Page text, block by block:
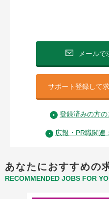
メールで
サポート登録して
登録済みの方
広報・PR職関連
あなたにおすすめの
RECOMMENDED JOBS FOR